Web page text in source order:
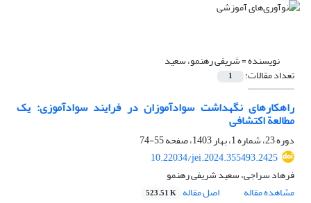
نویسنده =شریفی رهنمو، سعید
تعداد مقالات: 1
راهکارهای نگهداشت سوادآموزان در فرایند سوادآموزی: یک
مطالعة اکتشافی
دوره 23، شماره 1، بهار 1403، صفحه
55-74
10.22034/jei.2024.355493.2425
فرهاد سراجی، سعید شریفی رهنمو
مشاهده مقاله
اصل مقاله 523.51 K